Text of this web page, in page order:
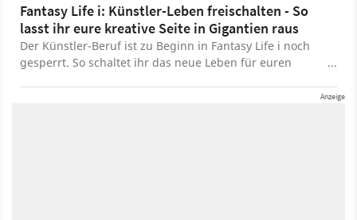
Fantasy Life i: Künstler-Leben freischalten - So
lasst ihr eure kreative Seite in Gigantien raus
Der Künstler-Beruf ist zu Beginn in Fantasy Life i noch
gesperrt. So schaltet ihr das neue Leben für euren